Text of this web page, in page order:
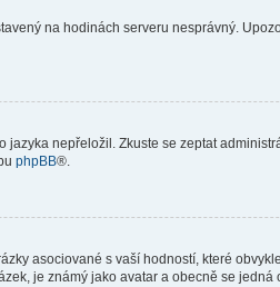
na hodinách serveru nesprávný.
nepřeložil. Zkuste se zeptat
phpBB®.
asociované s vaší hodností, které
je známý jako avatar a obecně se